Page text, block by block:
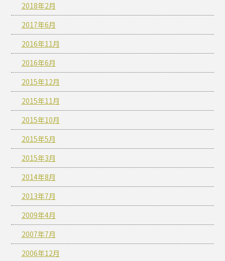
2018年2月
2017年6月
2016年11月
2016年6月
2015年12月
2015年11月
2015年10月
2015年5月
2015年3月
2014年8月
2013年7月
2009年4月
2007年7月
2006年12月